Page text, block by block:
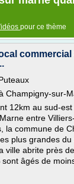
pour ce thème
Champigny-sur-
12km au sud-
entre
la commune de
plus grandes
ville abrite près
âgés de